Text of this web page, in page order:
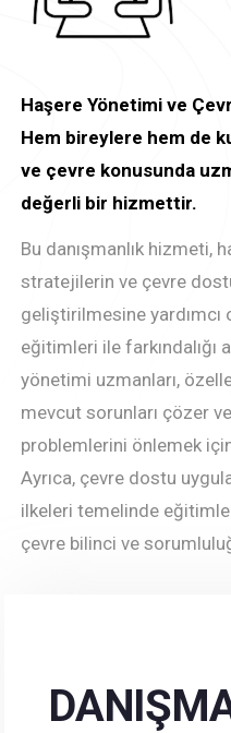
Haşere Yönetimi ve
Hem bireylere hem de
ve çevre konusunda
değerli bir hizmettir.
Bu danışmanlık hizmeti,
stratejilerin ve çevre
geliştirilmesine yardımcı
eğitimleri ile farkındalığı
yönetimi uzmanları,
mevcut sorunları çözer
problemlerini önlemek
Ayrıca, çevre dostu
ilkeleri temelinde
çevre bilinci ve